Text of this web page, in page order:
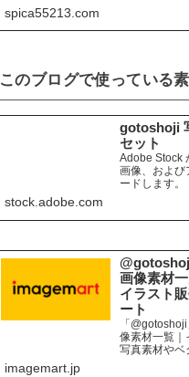
天草市 「ホ
デンズ天草」
spica55213.com
このブログで使っている
gotoshoji
セット
Adobe Stock
画像、および
ードします。
stock.adobe.com
画像素材
イラスト
ート
「
像素材一覧｜
写真素材やベ
imagemart.jp